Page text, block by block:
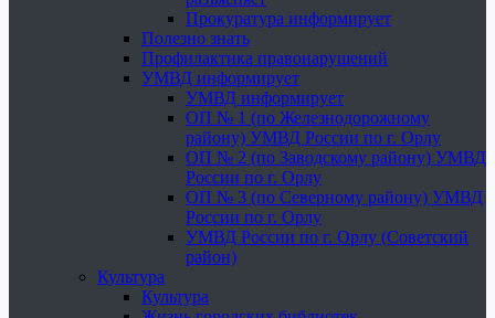
Прокуратура информирует
Полезно знать
Профилактика правонарушений
УМВД информирует
УМВД информирует
ОП № 1 (по Железнодорожному
району) УМВД России по г. Орлу
ОП № 2 (по Заводскому району) УМВД
России по г. Орлу
ОП № 3 (по Северному району) УМВД
России по г. Орлу
УМВД России по г. Орлу (Советский
район)
Культура
Культура